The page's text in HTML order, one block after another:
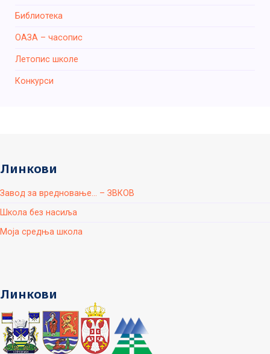
Библиотека
ОАЗА – часопис
Летопис школе
Конкурси
Линкови
Завод за вредновање... – ЗВКОВ
Школа без насиља
Моја средња школа
Линкови